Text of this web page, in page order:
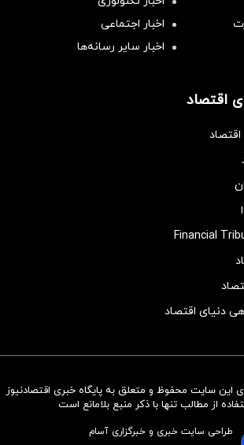
سرمایه‌گذاری همسنگ با شاخص
اخبار اجتماعی
اخبار سایر رسانه‌‌ها
اقتصاد
دنیای اقتصاد
این سایت محفوظ و متعلق به پایگاه خبری اقتصادنیوز
از مطالب تنها با ذکر منبع بلامانع است
طراحی سایت خبری و خبرگزاری آسام